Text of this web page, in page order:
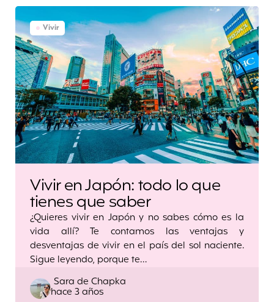
Vivir
Vivir en Japón: todo lo que
tienes que saber
¿Quieres vivir en Japón y no sabes cómo es la
vida allí? Te contamos las ventajas y
desventajas de vivir en el país del sol naciente.
Sigue leyendo, porque te…
Posted
by
Sara de Chapka
hace 3 años